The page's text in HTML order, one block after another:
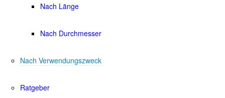
Nach Länge
Nach Durchmesser
Nach Verwendungszweck
Ratgeber